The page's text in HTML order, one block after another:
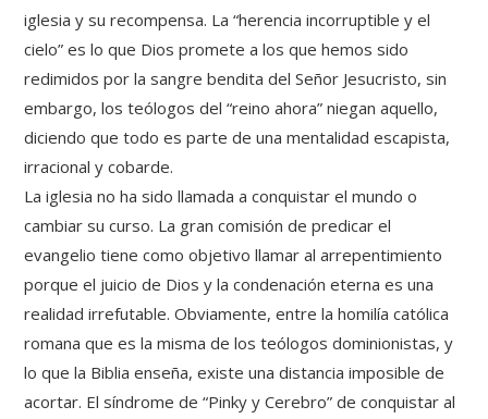
iglesia y su recompensa. La “herencia incorruptible y el
cielo” es lo que Dios promete a los que hemos sido
redimidos por la sangre bendita del Señor Jesucristo, sin
embargo, los teólogos del “reino ahora” niegan aquello,
diciendo que todo es parte de una mentalidad escapista,
irracional y cobarde.
La iglesia no ha sido llamada a conquistar el mundo o
cambiar su curso. La gran comisión de predicar el
evangelio tiene como objetivo llamar al arrepentimiento
porque el juicio de Dios y la condenación eterna es una
realidad irrefutable. Obviamente, entre la homilía católica
romana que es la misma de los teólogos dominionistas, y
lo que la Biblia enseña, existe una distancia imposible de
acortar. El síndrome de “Pinky y Cerebro” de conquistar al